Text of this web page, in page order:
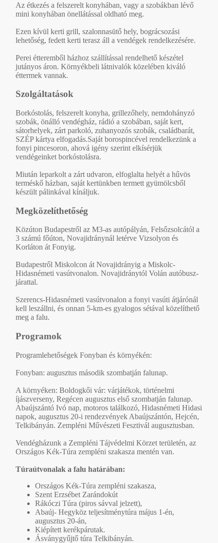
Az étkezés a felszerelt konyhában, vagy a szobákban lévő
mini konyhában önellátással oldható meg.
Ezen kívül kerti grill, szalonnasütő hely, bográcsozási
lehetőség, fedett kerti terasz áll a vendégek rendelkezésére.
Perei étteremből házhoz szállítással rendelhető készétel
jutányos áron. Környékbeli látnivalók közelében kiváló
éttermek vannak.
Szolgáltatások
Borkóstolás, felszerelt konyha, grillezőhely, nemdohányzó
szobák, önálló vendégház, rádió a szobában, saját kert,
sátorhelyek, zárt parkoló, zuhanyozós szobák, családbarát,
SZÉP kártya elfogadás.Saját borospincével rendelkezünk a
fonyi pincesoron, ahová igény szerint elkísérjük
vendégeinket borkóstolásra.
Miután leparkolt a zárt udvaron, elfoglalta helyét a hűvös
terméskő házban, saját kertünkben termett gyümölcsből
készült pálinkával kínáljuk.
Megközelíthetőség
Közúton Budapestről az M3-as autópályán, Felsőzsolcától a
3 számú főúton, Novajidránynál letérve Vizsolyon és
Korláton át Fonyig.
Budapestről Miskolcon át Novajidrányig a Miskolc-
Hidasnémeti vasútvonalon. Novajidránytól Volán autóbusz-
járattal.
Szerencs-Hidasnémeti vasútvonalon a fonyi vasúti átjárónál
kell leszállni, és onnan 5-km-es gyalogos sétával közelíthető
meg a falu.
Programok
Programlehetőségek Fonyban és környékén:
Fonyban: augusztus második szombatján falunap.
A környéken: Boldogkői vár: várjátékok, történelmi
íjászverseny, Regécen augusztus első szombatján falunap.
Abaújszántó Ivó nap, motoros találkozó, Hidasnémeti Hidasi
napok, augusztus 20-i rendezvények Abaújszántón, Hejcén,
Telkibányán. Zempléni Művészeti Fesztivál augusztusban.
Vendégházunk a Zempléni Tájvédelmi Körzet területén, az
Országos Kék-Túra zempléni szakasza mentén van.
Túraútvonalak a falu határában:
Országos Kék-Túra zempléni szakasza,
Szent Erzsébet Zarándokút
Rákóczi Túra (piros sávval jelzett),
Abaúj- Hegyköz teljesítménytúra május 1-én,
augusztus 20-án,
Kiépített kerékpárutak.
Ásványgyűjtő túra Telkibányán.